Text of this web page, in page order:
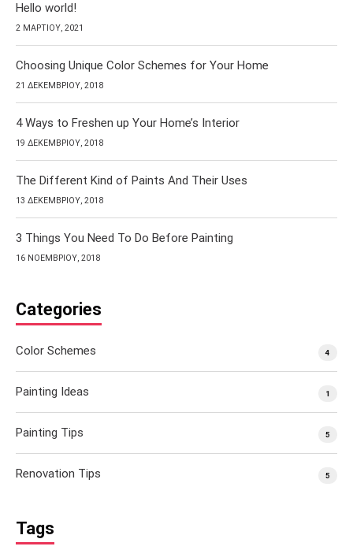
Hello world!
2 ΜΑΡΤΊΟΥ, 2021
Choosing Unique Color Schemes for Your Home
21 ΔΕΚΕΜΒΡΊΟΥ, 2018
4 Ways to Freshen up Your Home’s Interior
19 ΔΕΚΕΜΒΡΊΟΥ, 2018
The Different Kind of Paints And Their Uses
13 ΔΕΚΕΜΒΡΊΟΥ, 2018
3 Things You Need To Do Before Painting
16 ΝΟΕΜΒΡΊΟΥ, 2018
Categories
Color Schemes 4
Painting Ideas 1
Painting Tips 5
Renovation Tips 5
Tags